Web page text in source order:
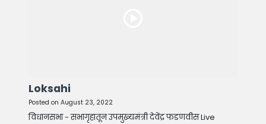
Loksahi
Posted on August 23, 2022
विधानसभा - सभागृहातून उपमुख्यमंत्री देवेंद्र फडणवीस Live